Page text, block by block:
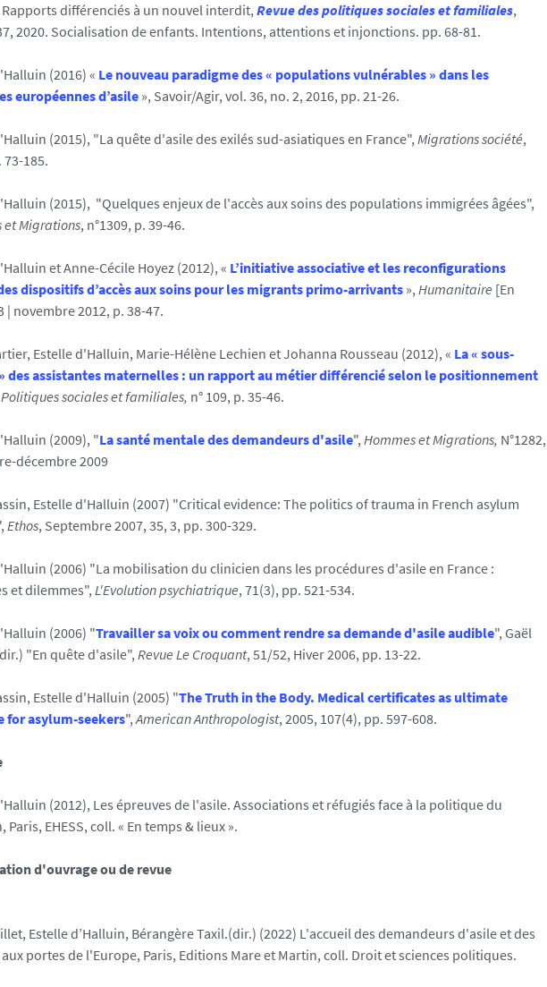
différenciés à un nouvel interdit,Revue des politiques sociales et familiales,
2020. Socialisation de enfants. Intentions, attentions et injonctions. pp. 68-81.
(2016) « Le nouveau paradigme des « populations vulnérables » dans les
européennes d’asile », Savoir/Agir, vol. 36, no. 2, 2016, pp. 21-26.
(2015), "La quête d'asile des exilés sud-asiatiques en France",Migrations société,
73-185.
(2015), "Quelques enjeux de l'accès aux soins des populations immigrées âgées",
et Migrations, n°1309, p. 39-46.
et Anne-Cécile Hoyez (2012), « L’initiative associative et les reconfigurations
dispositifs d’accès aux soins pour les migrants primo-arrivants »,Humanitaire [En
| novembre 2012, p. 38-47.
Estelle d'Halluin, Marie-Hélène Lechien et Johanna Rousseau (2012), « La « sous-
des assistantes maternelles : un rapport au métier différencié selon le positionnement
Politiques sociales et familiales, n° 109, p. 35-46.
(2009), "La santé mentale des demandeurs d'asile",Hommes et Migrations, N°1282,
décembre 2009
Estelle d'Halluin (2007) "Critical evidence: The politics of trauma in French asylum
Ethos, Septembre 2007, 35, 3, pp. 300-329.
(2006) "La mobilisation du clinicien dans les procédures d'asile en France :
et dilemmes",L'Evolution psychiatrique, 71(3), pp. 521-534.
(2006) "Travailler sa voix ou comment rendre sa demande d'asile audible", Gaël
"En quête d'asile",Revue Le Croquant, 51/52, Hiver 2006, pp. 13-22.
Estelle d'Halluin (2005) "The Truth in the Body. Medical certificates as ultimate
for asylum-seekers",American Anthropologist, 2005, 107(4), pp. 597-608.
(2012), Les épreuves de l'asile. Associations et réfugiés face à la politique du
Paris, EHESS, coll. « En temps & lieux ».
d'ouvrage ou de revue
Estelle d’Halluin, Bérangère Taxil.(dir.) (2022) L'accueil des demandeurs d'asile et des
portes de l'Europe, Paris, Editions Mare et Martin, coll. Droit et sciences politiques.